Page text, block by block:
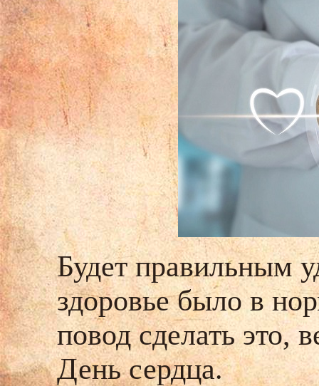
Будет правильным
здоровье было в
повод сделать это,
День сердца.